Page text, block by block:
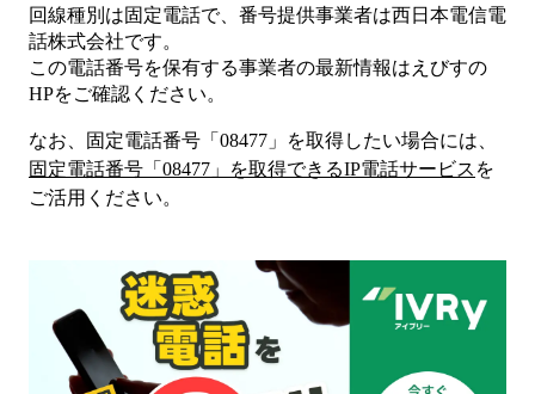
回線種別は固定電話で、番号提供事業者は西日本電信電
話株式会社です。
この電話番号を保有する事業者の最新情報は えびすの
HPをご確認ください。
なお、固定電話番号「 08477 」を取得したい場合には、
固定電話番号「 08477 」を取得できるIP電話サービス を
ご活用ください。